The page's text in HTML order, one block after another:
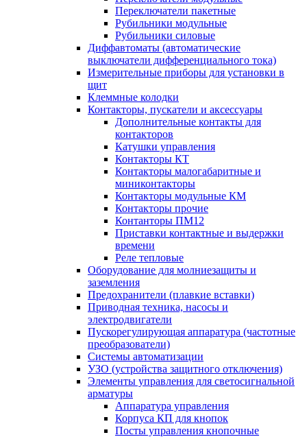
Переключатели пакетные
Рубильники модульные
Рубильники силовые
Диффавтоматы (автоматические
выключатели дифференциального тока)
Измерительные приборы для установки в
щит
Клеммные колодки
Контакторы, пускатели и аксессуары
Дополнительные контакты для
контакторов
Катушки управления
Контакторы КТ
Контакторы малогабаритные и
миниконтакторы
Контакторы модульные КМ
Контакторы прочие
Контанторы ПМ12
Приставки контактные и выдержки
времени
Реле тепловые
Оборудование для молниезащиты и
заземления
Предохранители (плавкие вставки)
Приводная техника, насосы и
электродвигатели
Пускорегулирующая аппаратура (частотные
преобразователи)
Системы автоматизации
УЗО (устройства защитного отключения)
Элементы управления для светосигнальной
арматуры
Аппаратура управления
Корпуса КП для кнопок
Посты управления кнопочные